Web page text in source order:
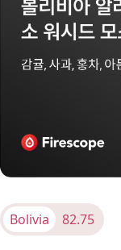
Bolivia 82.75